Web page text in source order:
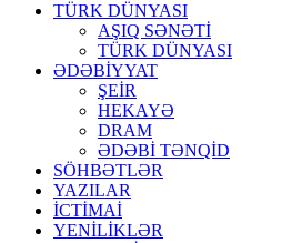
TÜRK DÜNYASI
AŞIQ SƏNƏTİ
TÜRK DÜNYASI
ƏDƏBİYYAT
ŞEİR
HEKAYƏ
DRAM
ƏDƏBİ TƏNQİD
SÖHBƏTLƏR
YAZILAR
İCTİMAİ
YENİLİKLƏR